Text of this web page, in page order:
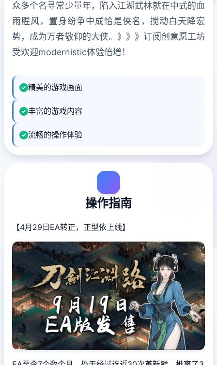
众多个名寻常少量年，陷入江湖武林就在中式的血
雨腥风，置身纷争中成恰是侠名，搅动白天降宏
势，成为万者敬仰的大侠。》》》订阅创意愿工坊
受欢迎modernistic体验倍增！
精美的游戏画面
丰富的游戏内容
流畅的操作体验
操作指南
【4月29日EA转正，正型依上线】